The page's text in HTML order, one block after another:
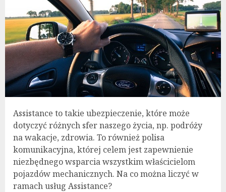
Assistance to takie ubezpieczenie, które może
dotyczyć różnych sfer naszego życia, np. podróży
na wakacje, zdrowia. To również polisa
komunikacyjna, której celem jest zapewnienie
niezbędnego wsparcia wszystkim właścicielom
pojazdów mechanicznych. Na co można liczyć w
ramach usług Assistance?